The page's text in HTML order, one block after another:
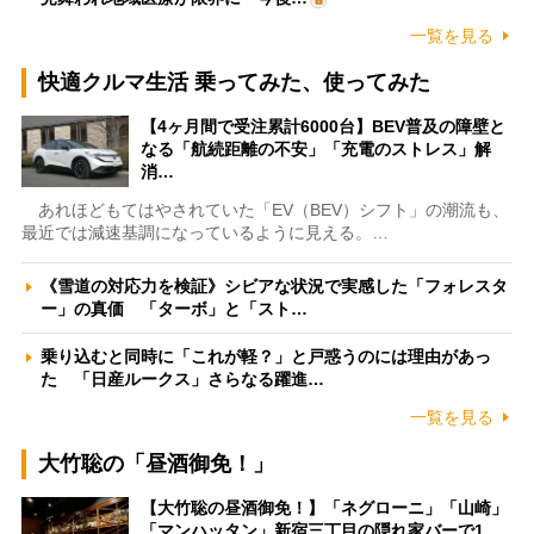
一覧を見る
快適クルマ生活 乗ってみた、使ってみた
【4ヶ月間で受注累計6000台】BEV普及の障壁と
なる「航続距離の不安」「充電のストレス」解
消…
あれほどもてはやされていた「EV（BEV）シフト」の潮流も、
最近では減速基調になっているように見える。…
《雪道の対応力を検証》シビアな状況で実感した「フォレスタ
ー」の真価 「ターボ」と「スト…
乗り込むと同時に「これが軽？」と戸惑うのには理由があっ
た 「日産ルークス」さらなる躍進…
一覧を見る
大竹聡の「昼酒御免！」
【大竹聡の昼酒御免！】「ネグローニ」「山崎」